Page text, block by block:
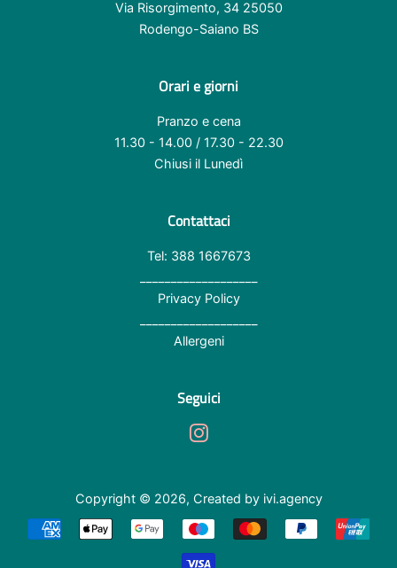
Via Risorgimento, 34 25050
Rodengo-Saiano BS
Orari e giorni
Pranzo e cena
11.30 - 14.00 / 17.30 - 22.30
Chiusi il Lunedì
Contattaci
Tel: 388 1667673
Privacy Policy
Allergeni
Seguici
Copyright © 2026, Created by ivi.agency
Modalità
di